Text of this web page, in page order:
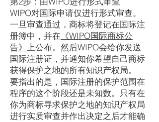
WIPO对国际申请仅进行形式审查。
一旦审查通过，商标将登记在国际注
册簿中，并在 《WIPO国际商标公
告》
上公布。然后WIPO会给你发送
国际注册证，并通知你希望自己商标
获得保护之地的所有知识产权局。
要指出的是，国际注册的保护范围在
程序的这个阶段还是未知数。只有在
你为商标寻求保护之地的知识产权局
进行实质审查并作出决定之后才能确